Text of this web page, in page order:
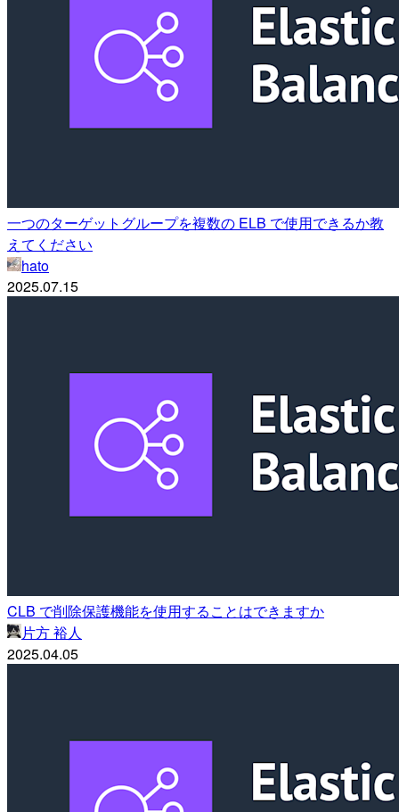
一つのターゲットグループを複数の ELB で使用できるか教
えてください
hato
2025.07.15
CLB で削除保護機能を使用することはできますか
片方 裕人
2025.04.05